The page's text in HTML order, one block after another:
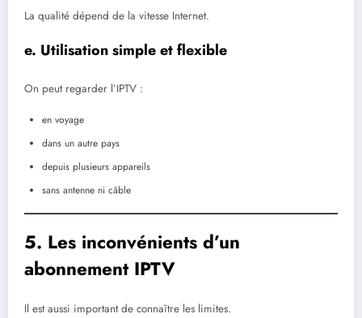
La qualité dépend de la vitesse Internet.
e. Utilisation simple et flexible
On peut regarder l’IPTV :
en voyage
dans un autre pays
depuis plusieurs appareils
sans antenne ni câble
5. Les inconvénients d’un
abonnement IPTV
Il est aussi important de connaître les limites.